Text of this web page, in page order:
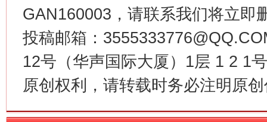
GAN160003，请联系我们将立即
投稿邮箱：
12号（华声国际大厦）1层 1 2 1
原创权利，请转载时务必注明原
在谋一域中谋全局
今